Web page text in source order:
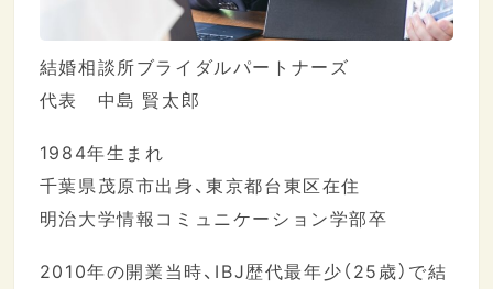
結婚相談所ブライダルパートナーズ
代表 中島 賢太郎
1984年生まれ
千葉県茂原市出身、東京都台東区在住
明治大学情報コミュニケーション学部卒
2010年の開業当時、IBJ歴代最年少（25歳）で結